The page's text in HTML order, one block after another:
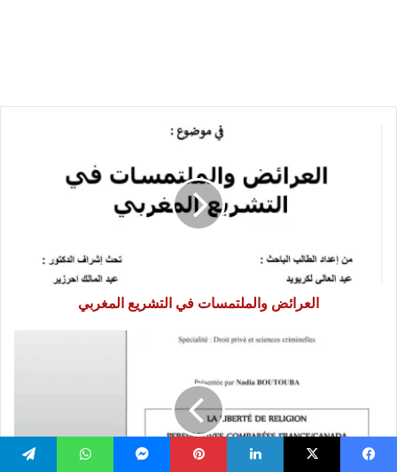
العرائض والملتمسات في التشريع المغربي
perspectives
comparées
France/Canada